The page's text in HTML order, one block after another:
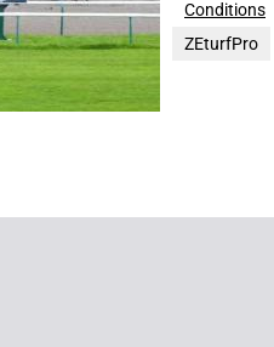
Conditions
ZEturfPro